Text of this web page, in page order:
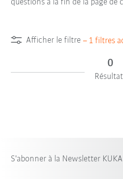
questions à la fin de la page de
Afficher le filtre – 1 filtres
0
S'abonner à la Newsletter KUKA